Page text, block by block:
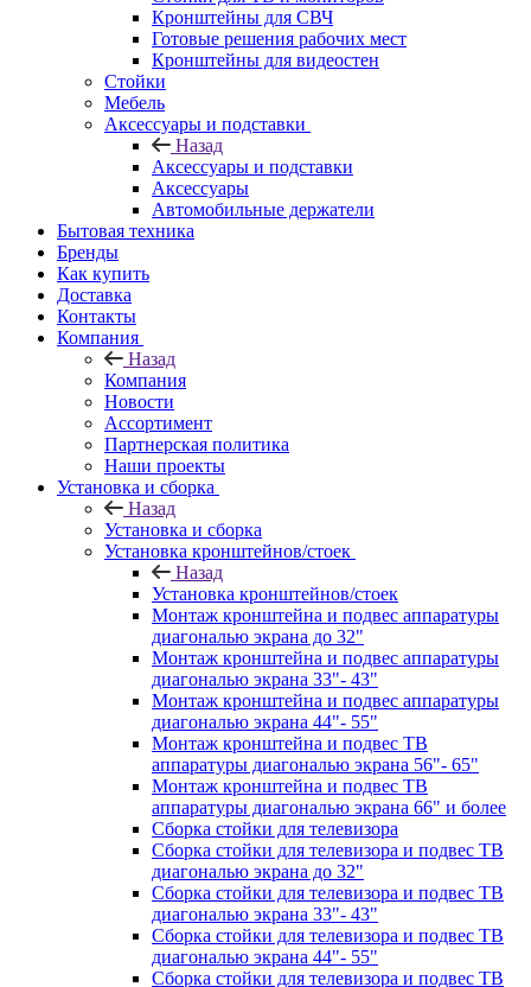
Кронштейны для СВЧ
Готовые решения рабочих мест
Кронштейны для видеостен
Стойки
Мебель
Аксессуары и подставки
Назад
Аксессуары и подставки
Аксессуары
Автомобильные держатели
Бытовая техника
Бренды
Как купить
Доставка
Контакты
Компания
Назад
Компания
Новости
Ассортимент
Партнерская политика
Наши проекты
Установка и сборка
Назад
Установка и сборка
Установка кронштейнов/стоек
Назад
Установка кронштейнов/стоек
Монтаж кронштейна и подвес аппаратуры
диагональю экрана до 32"
Монтаж кронштейна и подвес аппаратуры
диагональю экрана 33"- 43"
Монтаж кронштейна и подвес аппаратуры
диагональю экрана 44"- 55"
Монтаж кронштейна и подвес ТВ
аппаратуры диагональю экрана 56"- 65"
Монтаж кронштейна и подвес ТВ
аппаратуры диагональю экрана 66" и более
Сборка стойки для телевизора
Сборка стойки для телевизора и подвес ТВ
диагональю экрана до 32"
Сборка стойки для телевизора и подвес ТВ
диагональю экрана 33"- 43"
Сборка стойки для телевизора и подвес ТВ
диагональю экрана 44"- 55"
Сборка стойки для телевизора и подвес ТВ